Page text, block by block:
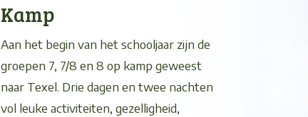
Kamp
Aan het begin van het schooljaar zijn de
groepen 7, 7/8 en 8 op kamp geweest
naar Texel. Drie dagen en twee nachten
vol leuke activiteiten, gezelligheid,